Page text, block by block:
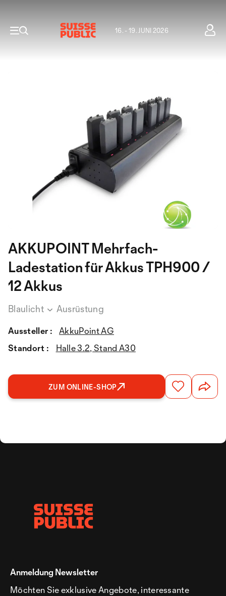
16. - 19. JUNI 2026
AKKUPOINT Mehrfach-
Ladestation für Akkus TPH900 /
12 Akkus
Blaulicht Ausrüstung
Aussteller :
AkkuPoint AG
Standort :
Halle 3.2, Stand A30
ZUM ONLINE-SHOP
Anmeldung Newsletter
Möchten Sie exklusive Angebote, interessante